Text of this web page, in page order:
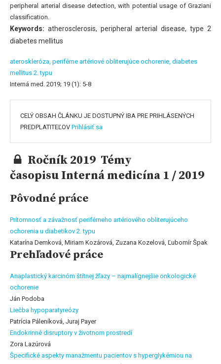
peripheral arterial disease detection, with potential usage of Graziani
classification.
Keywords: atherosclerosis, peripheral arterial disease, type 2
diabetes mellitus
ateroskleróza, periférne artériové obliterujúce ochorenie, diabetes
mellitus 2. typu
Interná med. 2019; 19 (1): 5-8
CELÝ OBSAH ČLÁNKU JE DOSTUPNÝ IBA PRE PRIHLÁSENÝCH
PREDPLATITEĽOV Prihlásiť sa
Ročník 2019 Témy
časopisu Interná medicína 1 / 2019
Pôvodné práce
Prítomnosť a závažnosť periférneho artériového obliterujúceho
ochorenia u diabetikov 2. typu
Katarína Demková, Miriam Kozárová, Zuzana Kozelová, Ľubomír Špak
Prehľadové práce
Anaplastický karcinóm štítnej žľazy – najmalígnejšie onkologické
ochorenie
Ján Podoba
Liečba hypoparatyreózy
Patrícia Páleníková, Juraj Payer
Endokrinné disruptory v životnom prostredí
Zora Lazúrová
Špecifické aspekty manažmentu pacientov s hyperglykémiou na